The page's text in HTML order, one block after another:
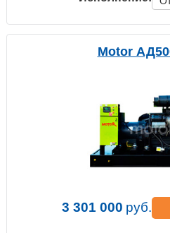
Motor
3 301 000 руб.